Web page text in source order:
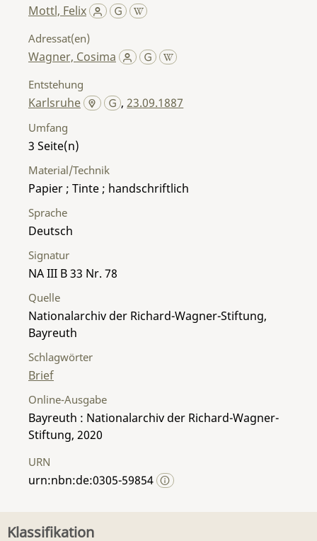
Mottl, Felix
Adressat(en)
Wagner, Cosima
Entstehung
Karlsruhe ,23.09.1887
Umfang
3
Material/Technik
Papier ; Tinte ; handschriftlich
Sprache
Deutsch
Signatur
NA III B 33 Nr. 78
Quelle
Nationalarchiv der Richard-Wagner-Stiftung,
Bayreuth
Schlagwörter
Brief
Online-Ausgabe
Bayreuth : Nationalarchiv der Richard-Wagner-
Stiftung, 2020
URN
urn:nbn:de:0305-59854
Klassifikation